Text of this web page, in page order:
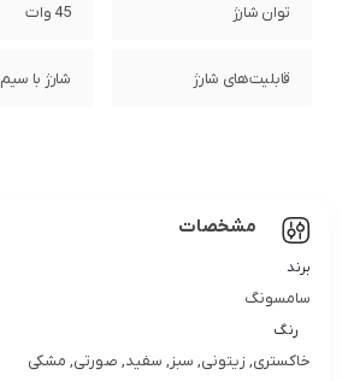
توان شارژ 45 وات
قابلیت‌های شارژ شارژ با سیم
مشخصات
برند
سامسونگ
رنگ
خاکستری, زیتونی, سبز, سفید, صورتی, مشکی